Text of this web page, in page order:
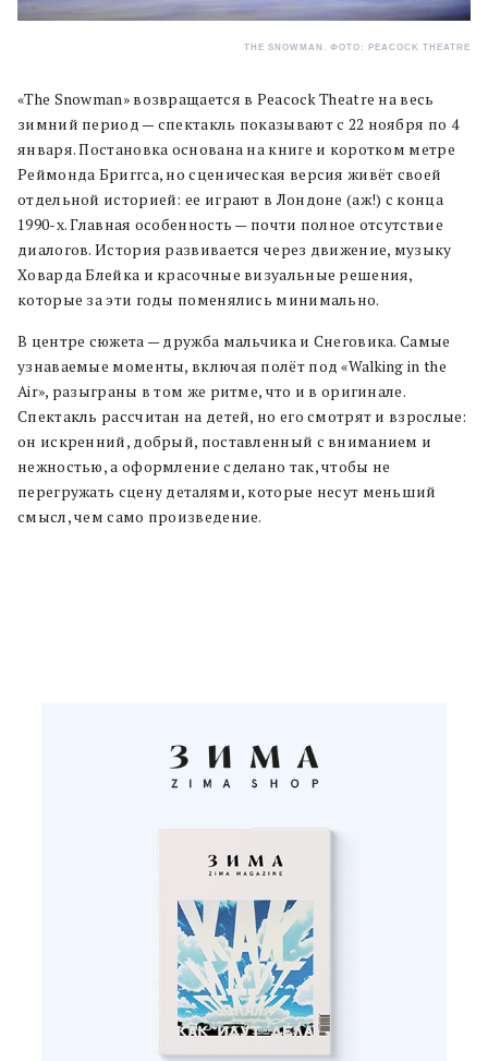
THE SNOWMAN. ФОТО: PEACOCK THEATRE
«The Snowman» возвращается в Peacock Theatre на весь
зимний период — спектакль показывают с 22 ноября по 4
января. Постановка основана на книге и коротком метре
Реймонда Бриггса, но сценическая версия живёт своей
отдельной историей: ее играют в Лондоне (аж!) с конца
1990-х. Главная особенность — почти полное отсутствие
диалогов. История развивается через движение, музыку
Ховарда Блейка и красочные визуальные решения,
которые за эти годы поменялись минимально.
В центре сюжета — дружба мальчика и Снеговика. Самые
узнаваемые моменты, включая полёт под «Walking in the
Air», разыграны в том же ритме, что и в оригинале.
Спектакль рассчитан на детей, но его смотрят и взрослые:
он искренний, добрый, поставленный с вниманием и
нежностью, а оформление сделано так, чтобы не
перегружать сцену деталями, которые несут меньший
смысл, чем само произведение.